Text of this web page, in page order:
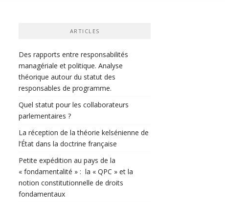
ARTICLES
Des rapports entre responsabilités
managériale et politique. Analyse
théorique autour du statut des
responsables de programme.
Quel statut pour les collaborateurs
parlementaires ?
La réception de la théorie kelsénienne de
l’État dans la doctrine française
Petite expédition au pays de la
« fondamentalité » : la « QPC » et la
notion constitutionnelle de droits
fondamentaux